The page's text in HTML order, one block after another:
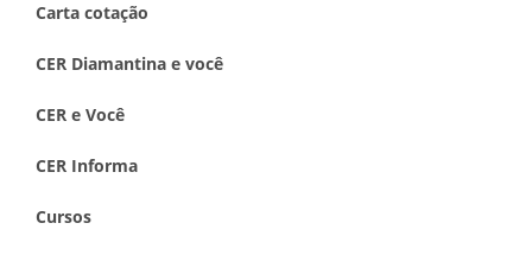
Carta cotação
CER Diamantina e você
CER e Você
CER Informa
Cursos